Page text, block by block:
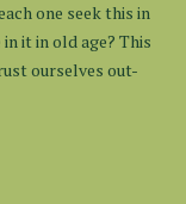
one seek this in
it in old age? This
ourselves out-